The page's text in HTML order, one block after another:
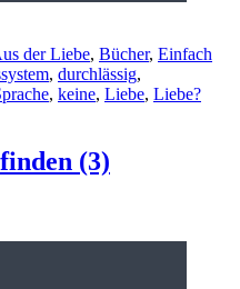
der Liebe, Bücher, Einfach
, durchlässig,
, keine, Liebe, Liebe?
(3)